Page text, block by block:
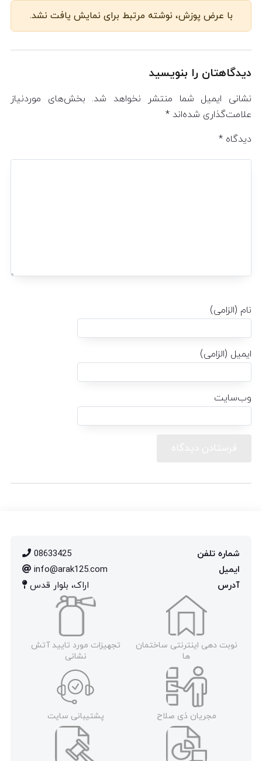
با عرض پوزش، نوشته مرتبط برای نمایش یافت نشد.
دیدگاهتان را بنویسید
نشانی ایمیل شما منتشر نخواهد شد. بخش‌های موردنیاز
علامت‌گذاری شده‌اند *
دیدگاه *
نام (الزامی)
ایمیل (الزامی)
وب‌سایت
شماره تلفن
08633425
ایمیل
info@arak125.com
آدرس
اراک، بلوار قدس
نوبت دهی اینترنتی ساختمان
ها
تجهیزات مورد تایید آتش
نشانی
مجریان ذی صلاح پشتیبانی سایت